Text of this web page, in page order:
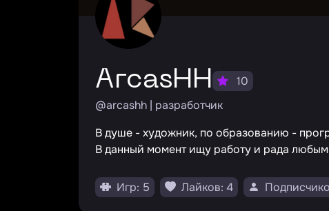
ArcasHH
10
@arcashh | разработчик
В душе - художник, по образованию -
В данный момент ищу работу и рада
Игр: 5 Лайков: 4